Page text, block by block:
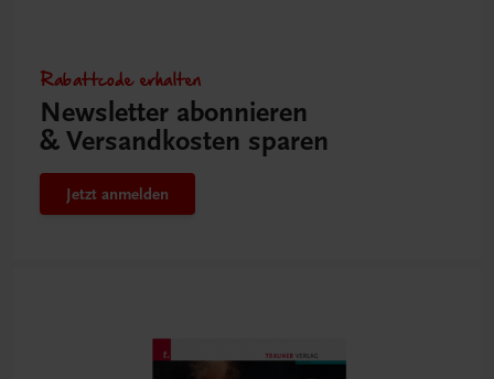
Rabattcode erhalten
Newsletter abonnieren
& Versandkosten sparen
Jetzt anmelden